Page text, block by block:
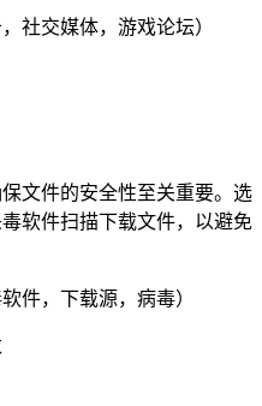
社交媒体，游戏论坛）
文件的安全性至关重要。选
软件扫描下载文件，以避免
件，下载源，病毒）